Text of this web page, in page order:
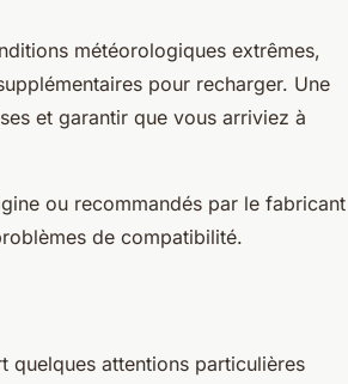
météorologiques extrêmes,
pour recharger. Une
et garantir que vous arriviez à
ou recommandés par le fabricant
de compatibilité.
quelques attentions particulières